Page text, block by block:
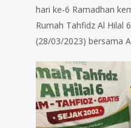
hari ke-6 Ramadhan
Rumah Tahfidz Al Hilal
(28/03/2023) bersama